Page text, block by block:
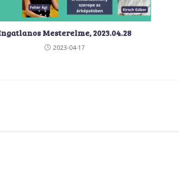
Mesterelme, 2023.04.28
2023-04-17